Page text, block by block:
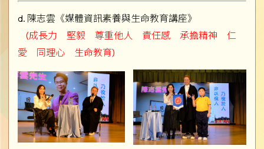
d. 陳志雲《媒體資訊素養與生命教育講座》
(成長力 堅毅 尊重他人 責任感 承擔精神 仁
愛 同理心 生命教育)